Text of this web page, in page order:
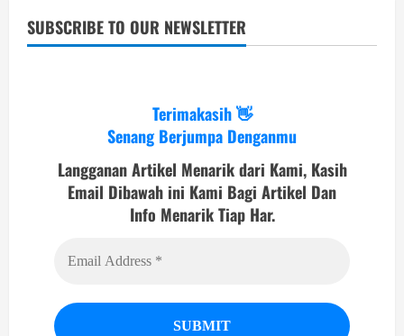
SUBSCRIBE TO OUR NEWSLETTER
Terimakasih 👋
Senang Berjumpa Denganmu
Langganan Artikel Menarik dari Kami, Kasih
Email Dibawah ini Kami Bagi Artikel Dan
Info Menarik Tiap Har.